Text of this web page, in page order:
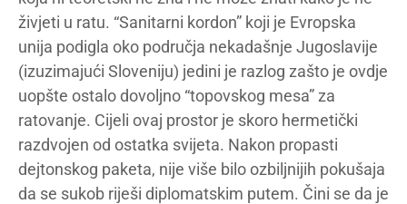
živjeti u ratu. “Sanitarni kordon” koji je Evropska
unija podigla oko područja nekadašnje Jugoslavije
(izuzimajući Sloveniju) jedini je razlog zašto je ovdje
uopšte ostalo dovoljno “topovskog mesa” za
ratovanje. Cijeli ovaj prostor je skoro hermetički
razdvojen od ostatka svijeta. Nakon propasti
dejtonskog paketa, nije više bilo ozbiljnijih pokušaja
da se sukob riješi diplomatskim putem. Čini se da je